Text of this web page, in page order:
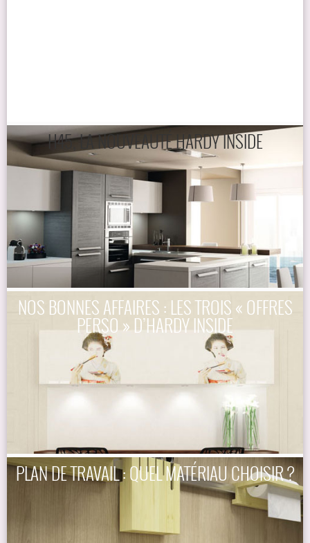
H45, LA NOUVEAUTÉ HARDY INSIDE
NOS BONNES AFFAIRES : LES TROIS « OFFRES
PERSO » D’HARDY INSIDE
PLAN DE TRAVAIL : QUEL MATÉRIAU CHOISIR ?